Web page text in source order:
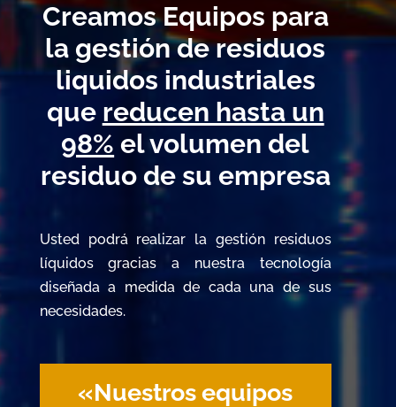
Creamos Equipos para
la gestión de residuos
liquidos industriales
que reducen hasta un
98% el volumen del
residuo de su empresa
Usted podrá realizar la gestión residuos
líquidos gracias a nuestra tecnología
diseñada a medida de cada una de sus
necesidades.
«Nuestros equipos